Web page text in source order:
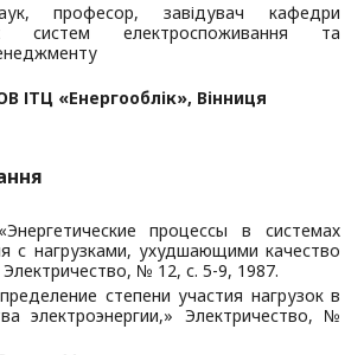
професор, завідувач кафедри
систем електроспоживання та
ІТЦ «Енергооблік», Вінниця
процессы в системах
с нагрузками, ухудшающими качество
Электричество, № 12, с. 5-9, 1987.
степени участия нагрузок в
электроэнергии,» Электричество, №